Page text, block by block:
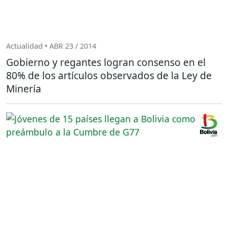
Actualidad • ABR 23 / 2014
Gobierno y regantes logran consenso en el
80% de los artículos observados de la Ley de
Minería